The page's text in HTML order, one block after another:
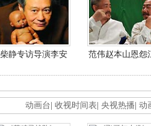
柴静专访导演李安 范伟赵本山恩怨
动画台 收视时间表 央视热播 动